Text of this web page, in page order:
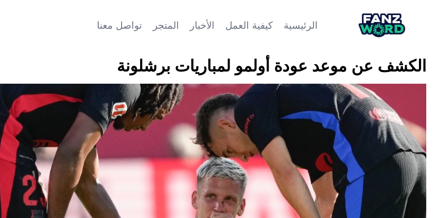
الرئيسية كيفية العمل الأخبار المتجر تواصل معنا
الكشف عن موعد عودة أولمو لمباريات برشلونة